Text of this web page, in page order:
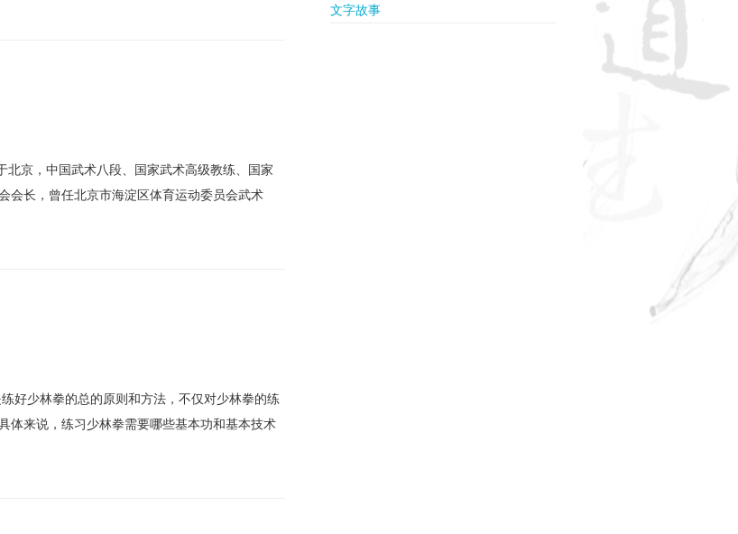
京，中国武术八段、国家武术高级教练、国家
会长，曾任北京市海淀区体育运动委员会武术
好少林拳的总的原则和方法，不仅对少林拳的练
体来说，练习少林拳需要哪些基本功和基本技术
文字故事